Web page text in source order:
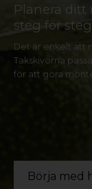
Planera ditt
steg för steg
Det är enkelt att
Takskivorna
för att göra
Börja med